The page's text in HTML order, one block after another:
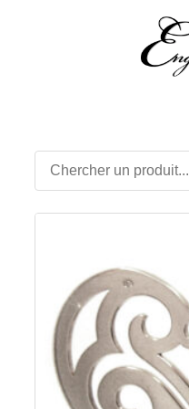
Boucles d’Oreilles
Boutons de manchette
Colliers
Médailles
Pendentifs
Adamas